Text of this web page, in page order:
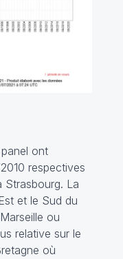
ont
respectives
La
et le Sud du
ou
relative sur le
où